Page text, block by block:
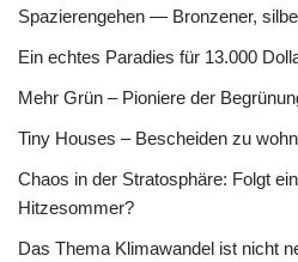
Spazierengehen — Bronzener,
Ein echtes Paradies für 13.000
Mehr Grün – Pioniere der
Tiny Houses – Bescheiden zu
Chaos in der Stratosphäre: Folgt
Hitzesommer?
Das Thema Klimawandel ist nicht